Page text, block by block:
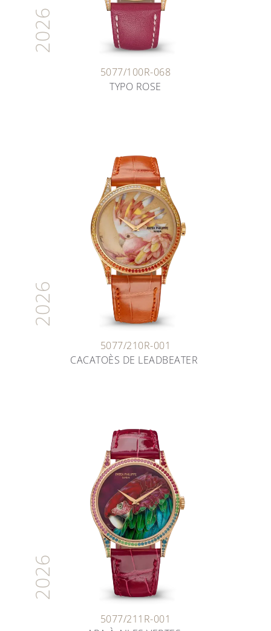
2026
5077/100R-068
TYPO ROSE
2026
5077/210R-001
CACATOÈS DE LEADBEATER
2026
5077/211R-001